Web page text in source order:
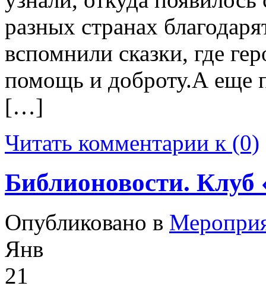
разных странах
вспомнили сказки, где
помощь и доброту.А еще
[…]
Читать комментарии к (0)
Библионовости.
Опубликовано в
Янв
21